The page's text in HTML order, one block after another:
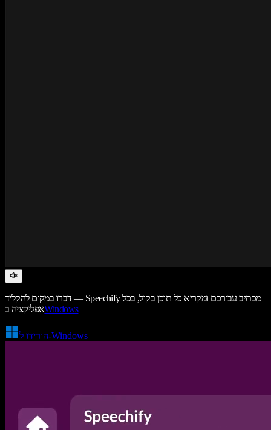
דברו במקום להקליד — Speechify מכתיב עבורכם ומקריא כל תוכן בקול, בכל
אפליקציה בWindows
הורידו ל-Windows